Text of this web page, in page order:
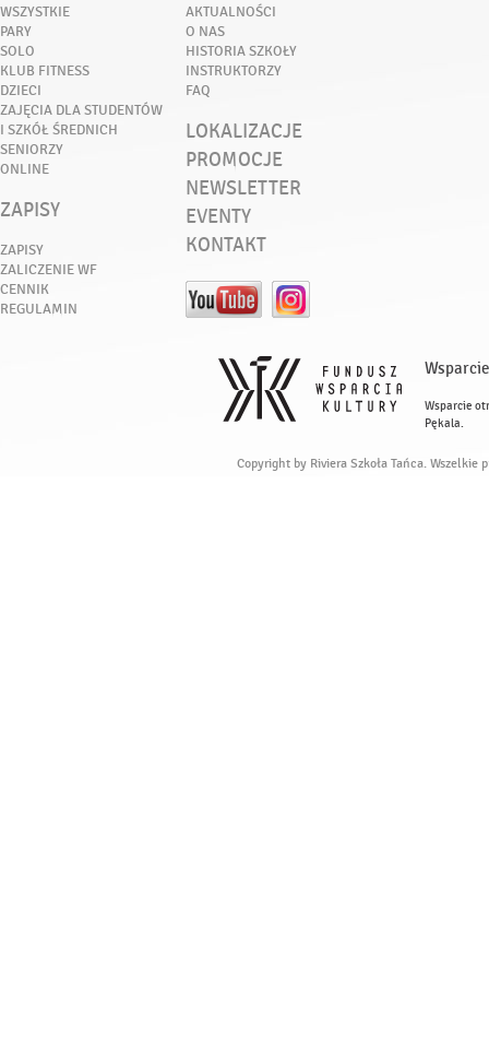
WSZYSTKIE
PARY
SOLO
KLUB FITNESS
DZIECI
ZAJĘCIA DLA STUDENTÓW
I SZKÓŁ ŚREDNICH
SENIORZY
ONLINE
ZAPISY
ZAPISY
ZALICZENIE WF
CENNIK
REGULAMIN
AKTUALNOŚCI
O NAS
HISTORIA SZKOŁY
INSTRUKTORZY
FAQ
LOKALIZACJE
PROMOCJE
NEWSLETTER
EVENTY
KONTAKT
Wsparcie
Pękala.
Copyright by Riviera Szkoła Tańca. Wszelkie